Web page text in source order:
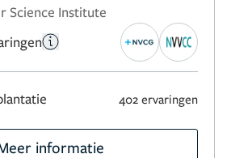
Science Institute
402 ervaringen
informatie